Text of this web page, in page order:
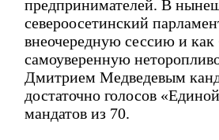
предпринимателей. В
североосетинский
внеочередную сессию и
самоуверенную
Дмитрием Медведевым
достаточно голосов
мандатов из 70.